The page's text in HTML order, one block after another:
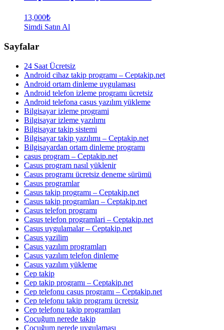
13,000₺
Simdi Satın Al
Sayfalar
24 Saat Ücretsiz
Android cihaz takip programı – Ceptakip.net
Android ortam dinleme uygulaması
Android telefon izleme programı ücretsiz
Android telefona casus yazılım yükleme
Bilgisayar izleme programi
Bilgisayar izleme yazılımı
Bilgisayar takip sistemi
Bilgisayar takip yazılımı – Ceptakip.net
Bilgisayardan ortam dinleme programı
casus program – Ceptakip.net
Casus program nasıl yüklenir
Casus programı ücretsiz deneme sürümü
Casus programlar
Casus takip programı – Ceptakip.net
Casus takip programları – Ceptakip.net
Casus telefon programı
Casus telefon programlari – Ceptakip.net
Casus uygulamalar – Ceptakip.net
Casus yazilim
Casus yazılım programları
Casus yazılım telefon dinleme
Casus yazılım yükleme
Cep takip
Cep takip programı – Ceptakip.net
Cep telefonu casus programı – Ceptakip.net
Cep telefonu takip programı ücretsiz
Cep telefonu takip programları
Çocuğum nerede takip
Çocuğum nerede uygulaması